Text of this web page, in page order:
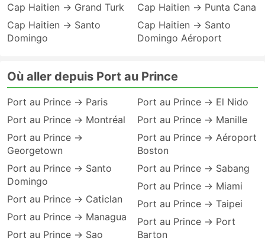
Cap Haitien → Grand Turk
Cap Haitien → Santo
Domingo
Cap Haitien → Punta Cana
Cap Haitien → Santo
Domingo Aéroport
Où aller depuis Port au Prince
Port au Prince → Paris
Port au Prince → Montréal
Port au Prince →
Georgetown
Port au Prince → Santo
Domingo
Port au Prince → Caticlan
Port au Prince → Managua
Port au Prince → Sao
Port au Prince → El Nido
Port au Prince → Manille
Port au Prince → Aéroport
Boston
Port au Prince → Sabang
Port au Prince → Miami
Port au Prince → Taipei
Port au Prince → Port
Barton